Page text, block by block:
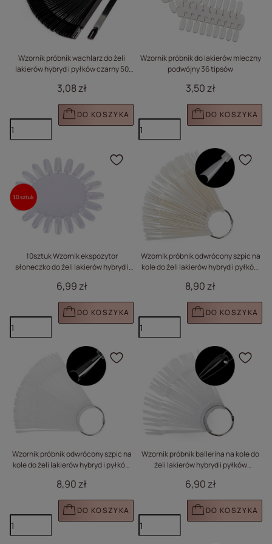
Wzornik próbnik wachlarz do żeli
lakierów hybryd i pyłków czarny 50
3,08 zł
DO KOSZYKA
Wzornik próbnik do lakierów mleczny
podwójny 36 tipsów
3,50 zł
DO KOSZYKA
10sztuk Wzornik ekspozytor
słoneczko do żeli lakierów hybryd i
6,99 zł
DO KOSZYKA
Kliknij, aby dodać
Wzornik próbnik odwrócony szpic na
kole do żeli lakierów hybryd i pyłków
8,90 zł
DO KOSZYKA
Wzornik próbnik odwrócony szpic na
kole do żeli lakierów hybryd i pyłków
8,90 zł
DO KOSZYKA
Kliknij, aby dodać
Wzornik próbnik ballerina na kole do
żeli lakierów hybryd i pyłków
6,90 zł
DO KOSZYKA